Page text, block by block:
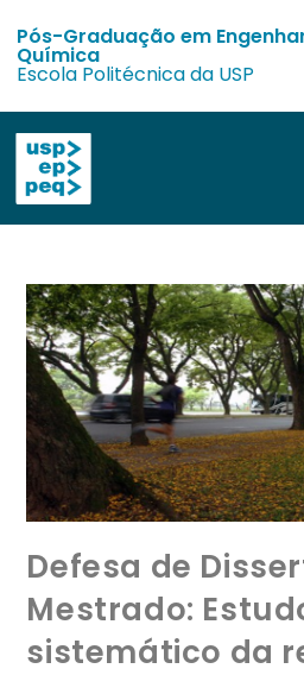
Pós-Graduação em
Química
Escola Politécnica da USP
Defesa de
Mestrado:
sistemático da